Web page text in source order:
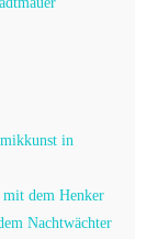
in
dem Henker
Nachtwächter